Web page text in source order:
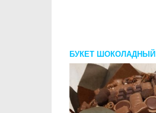
БУКЕТ ШОКОЛАДНЫЙ